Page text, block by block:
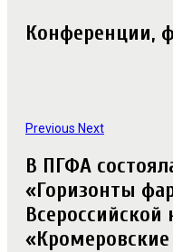
Конференции,
Previous Next
В ПГФА
«Горизонты